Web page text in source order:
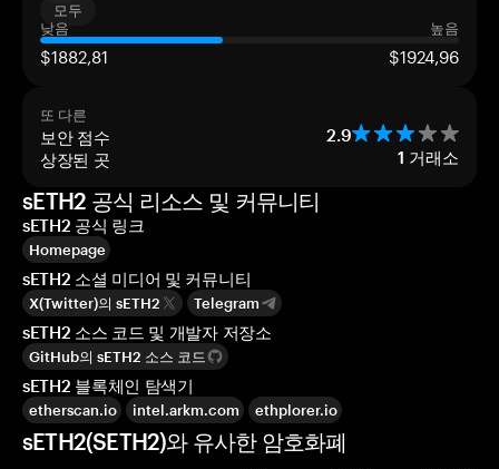
모두
낮음
높음
$1882,81 $1924,96
또 다른
보안 점수 2.9
상장된 곳 1 거래소
sETH2 공식 리소스 및 커뮤니티
sETH2 공식 링크
Homepage
sETH2 소셜 미디어 및 커뮤니티
X(Twitter)의 sETH2 Telegram
sETH2 소스 코드 및 개발자 저장소
GitHub의 sETH2 소스 코드
sETH2 블록체인 탐색기
etherscan.io intel.arkm.com ethplorer.io
sETH2(SETH2)와 유사한 암호화폐